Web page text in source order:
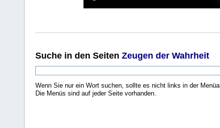
Suche in den Seiten Zeugen der Wahrheit
Wenn Sie nur ein Wort suchen, sollte es nicht links in der
Die Menüs sind auf jeder Seite vorhanden..